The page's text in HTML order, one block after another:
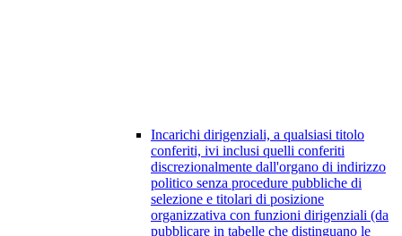
Incarichi dirigenziali, a qualsiasi titolo
conferiti, ivi inclusi quelli conferiti
discrezionalmente dall'organo di indirizzo
politico senza procedure pubbliche di
selezione e titolari di posizione
organizzativa con funzioni dirigenziali (da
pubblicare in tabelle che distinguano le